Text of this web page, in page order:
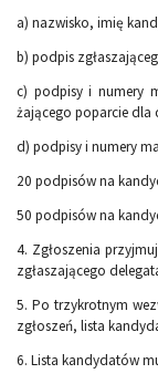
a) nazwisko, imię
b) podpis
c) podpisy i numery
żającego poparcie dla
d) podpisy i numery
20 podpisów na
50 podpisów na
4. Zgłoszenia
zgłaszającego
5. Po trzykrotnym
zgłoszeń, lista
6. Lista kandydatów